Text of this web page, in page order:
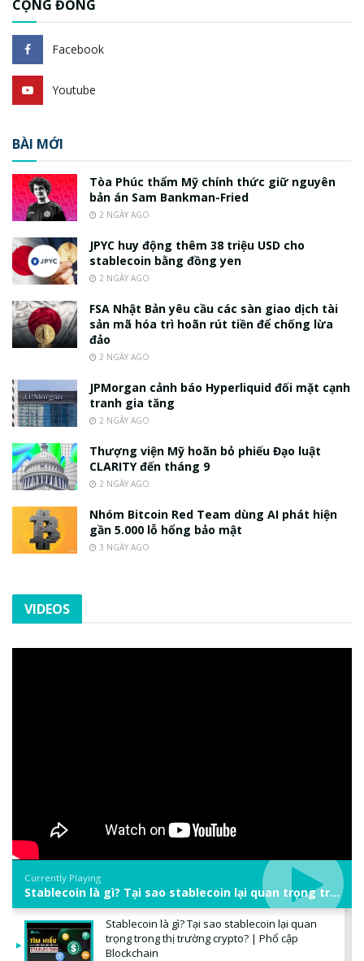
CỘNG ĐỒNG
Facebook
Youtube
BÀI MỚI
Tòa Phúc thẩm Mỹ chính thức giữ nguyên
bản án Sam Bankman-Fried
2 NGÀY AGO
JPYC huy động thêm 38 triệu USD cho
stablecoin bằng đồng yen
2 NGÀY AGO
FSA Nhật Bản yêu cầu các sàn giao dịch tài
sản mã hóa trì hoãn rút tiền để chống lừa
đảo
2 NGÀY AGO
JPMorgan cảnh báo Hyperliquid đối mặt cạnh
tranh gia tăng
2 NGÀY AGO
Thượng viện Mỹ hoãn bỏ phiếu Đạo luật
CLARITY đến tháng 9
2 NGÀY AGO
Nhóm Bitcoin Red Team dùng AI phát hiện
gần 5.000 lỗ hổng bảo mật
3 NGÀY AGO
VIDEOS
Currently Playing
Stablecoin là gì? Tại sao stablecoin lại quan trọng trong thị trường crypto? | Phổ cập Blockchain
Stablecoin là gì? Tại sao stablecoin lại quan
trọng trong thị trường crypto? | Phổ cập
Blockchain